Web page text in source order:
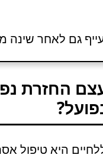
גם לאחר שינה
החזרת
היא טיפול